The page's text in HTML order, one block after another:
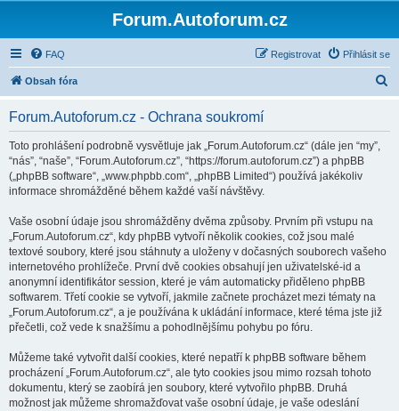
Forum.Autoforum.cz
FAQ Přihlásit se
Registrovat
Obsah fóra
Forum.Autoforum.cz - Ochrana soukromí
Toto prohlášení podrobně vysvětluje jak „Forum.Autoforum.cz“ (dále jen “my”,
“nás”, “naše”, “Forum.Autoforum.cz”, “https://forum.autoforum.cz”) a phpBB
(„phpBB software“, „www.phpbb.com“, „phpBB Limited“) používá jakékoliv
informace shromážděné během každé vaší návštěvy.
Vaše osobní údaje jsou shromážděny dvěma způsoby. Prvním při vstupu na
„Forum.Autoforum.cz“, kdy phpBB vytvoří několik cookies, což jsou malé
textové soubory, které jsou stáhnuty a uloženy v dočasných souborech vašeho
internetového prohlížeče. První dvě cookies obsahují jen uživatelské-id a
anonymní identifikátor session, které je vám automaticky přiděleno phpBB
softwarem. Třetí cookie se vytvoří, jakmile začnete procházet mezi tématy na
„Forum.Autoforum.cz“, a je používána k ukládání informace, které téma jste již
přečetli, což vede k snažšímu a pohodlnějšímu pohybu po fóru.
Můžeme také vytvořit další cookies, které nepatří k phpBB software během
procházení „Forum.Autoforum.cz“, ale tyto cookies jsou mimo rozsah tohoto
dokumentu, který se zaobírá jen soubory, které vytvořilo phpBB. Druhá
možnost jak můžeme shromažďovat vaše osobní údaje, je vaše odeslání